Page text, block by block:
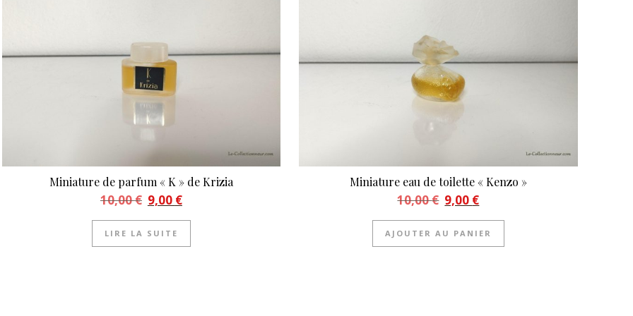
Miniature de parfum « K » de Krizia
10,00€ Le prix initial était : 10,00 €.
9,00 €Le prix actuel est : 9,00 €.
LIRE LA SUITE
Miniature eau de toilette « Kenzo »
10,00€ Le prix initial était : 10,00 €.
9,00 €Le prix actuel est : 9,00 €.
AJOUTER AU PANIER